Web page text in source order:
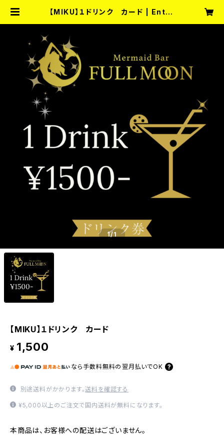
【MIKU】１ドリンク カード | Enter
1/1
【MIKU】１ドリンク カード
¥ 1,500
なら 手数料無料の 翌月払いでOK
別途送料がかかります。送料を確認する
¥5,000以上のご注文で国内送料が無料になります。
本商品は、お客様への配送はございません。